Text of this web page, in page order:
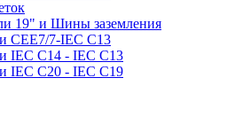
19" и Шины заземления
CEE7/7-IEC C13
IEC C14 - IEC C13
IEC C20 - IEC C19